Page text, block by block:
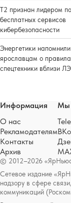
Т2 признан лидером
бесплатных сервисов
кибербезопасности
Энергетики напомнили
ярославцам о
спецтехники вблизи
© 2012–2026
Сетевое издание
надзору в сфере
коммуникаций
Информация
О нас
Рекламодателям
Контакты
Архив
Мы